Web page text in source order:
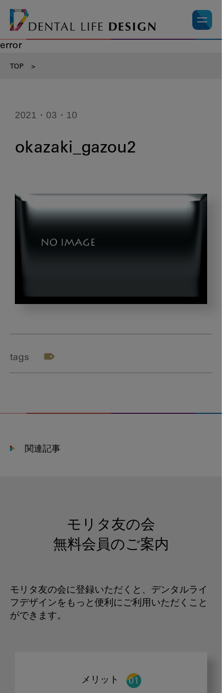
error
TOP >
2021・03・10
okazaki_gazou2
tags
関連記事
モリタ友の会
無料会員のご案内
モリタ友の会に登録いただくと、デンタルライ
フデザインをもっと便利にご利用いただくこと
ができます。
メリット